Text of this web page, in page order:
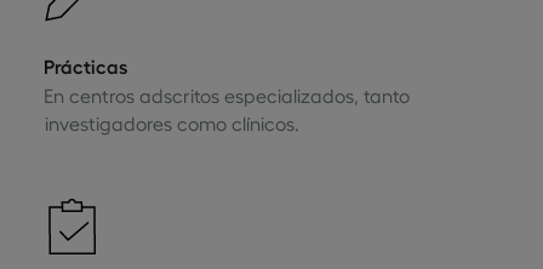
Prácticas
En centros adscritos especializados, tanto
investigadores como clínicos.